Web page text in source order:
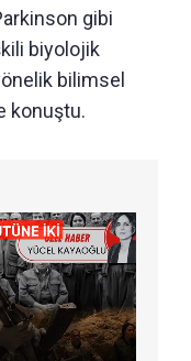
gibi
biyolojik
bilimsel
konuştu.